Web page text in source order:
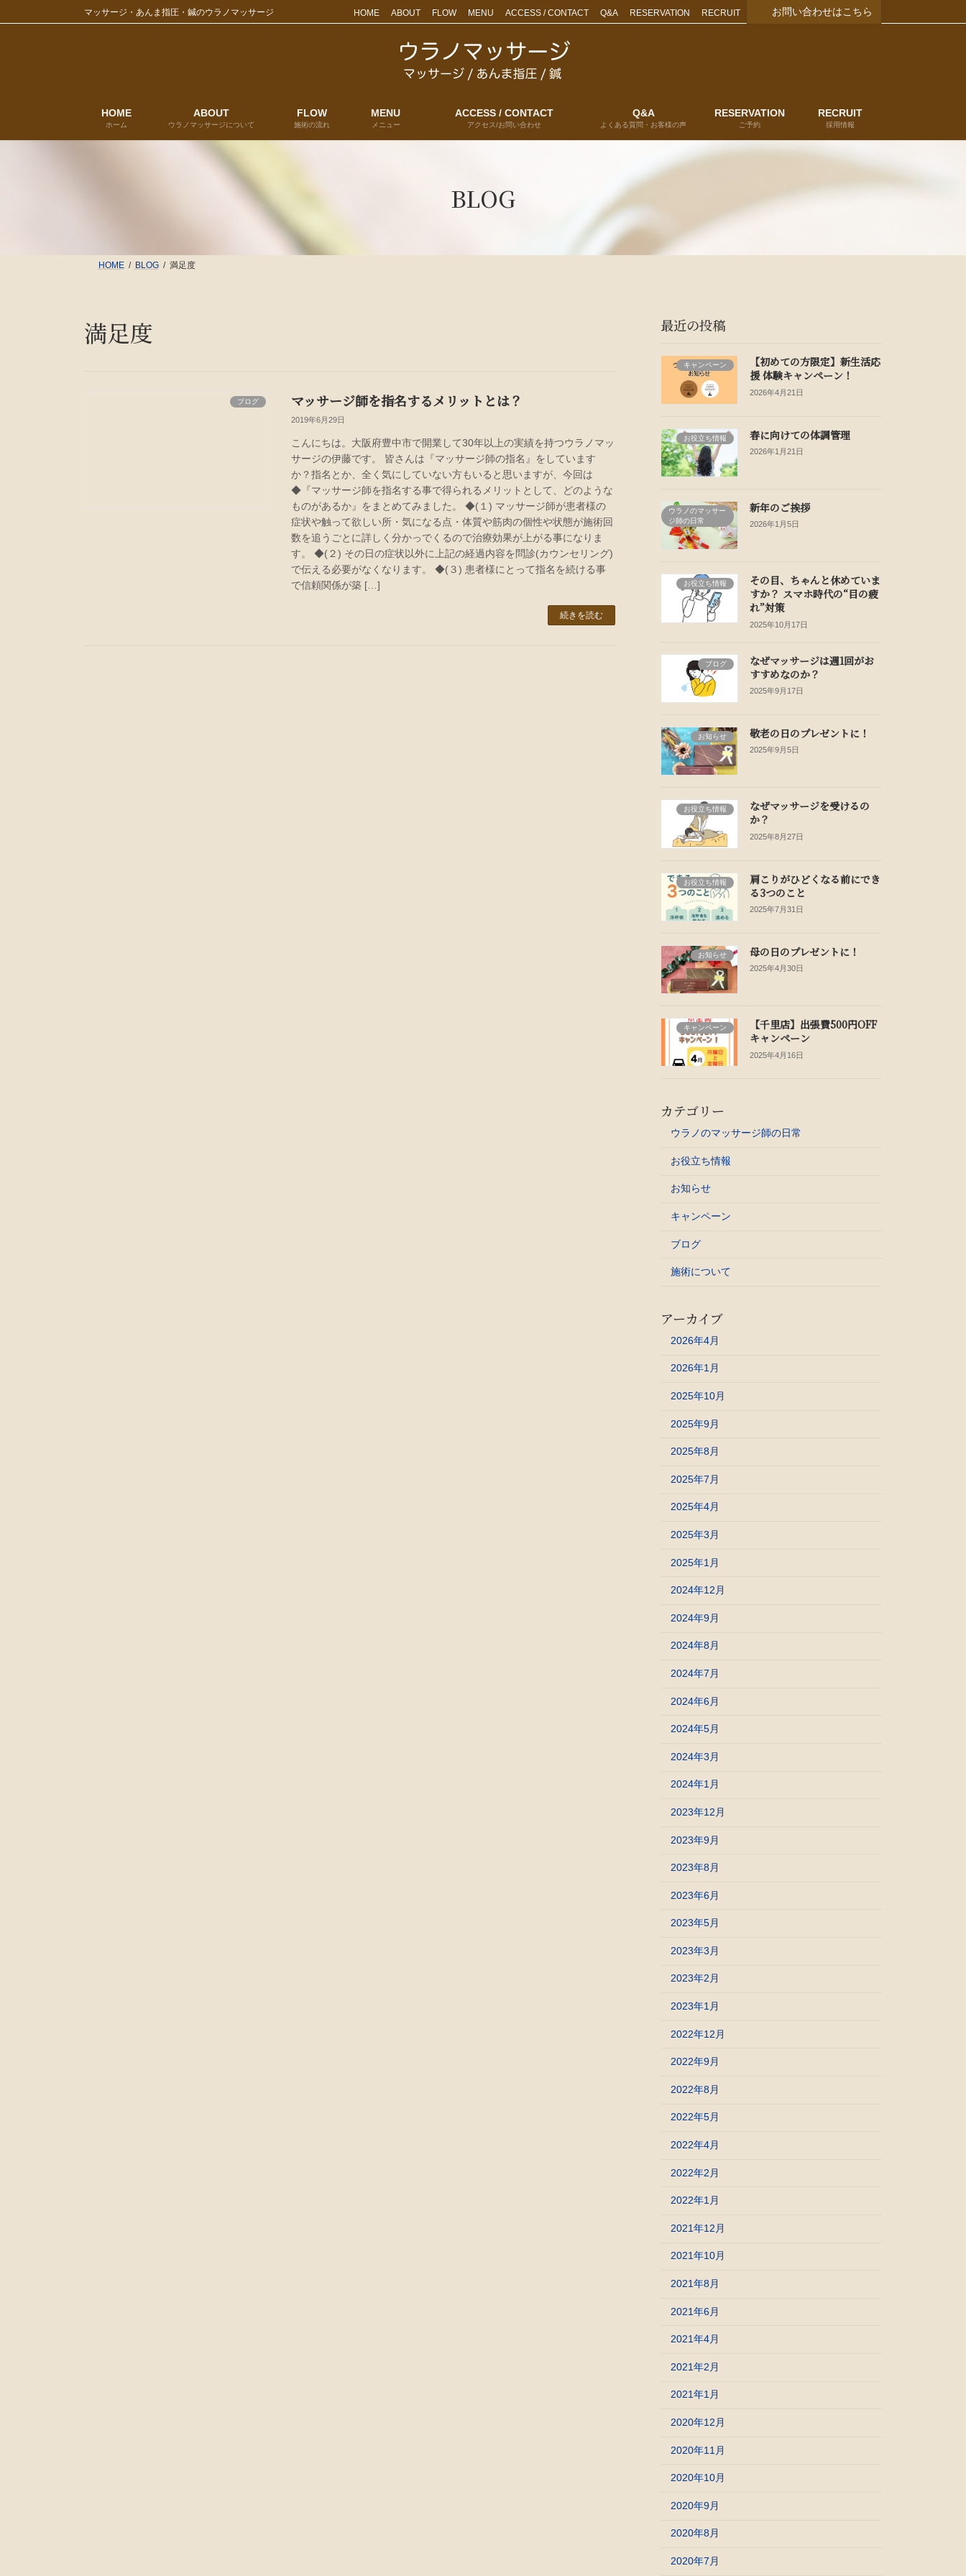
ン
プ
ビ
動
マッサージ・あんま指圧・鍼のウラノマッサージ HOME ABOUT FLOW MENU ACCESS / CONTACT Q&A RESERVATION RECRUIT お問い合わせはこちら
HOME
ホーム
ABOUT
ウラノマッサージについて
FLOW
施術の流れ
MENU
メニュー
ACCESS / CONTACT
アクセス/お問い合わせ
Q&A
よくある質問・お客様の声
RESERVATION
ご予約
RECRUIT
採用情報
BLOG
HOME BLOG 満足度
満足度
ブログ マッサージ師を指名するメリットとは？
2019年6月29日
こんにちは。大阪府豊中市で開業して30年以上の実績を持つウラノマッ
サージの伊藤です。 皆さんは『マッサージ師の指名』をしています
か？指名とか、全く気にしていない方もいると思いますが、今回は
◆『マッサージ師を指名する事で得られるメリットとして、どのような
ものがあるか』をまとめてみました。 ◆(１) マッサージ師が患者様の
症状や触って欲しい所・気になる点・体質や筋肉の個性や状態が施術回
数を追うごとに詳しく分かっでくるので治療効果が上がる事になりま
す。 ◆(２) その日の症状以外に上記の経過内容を問診(カウンセリング)
で伝える必要がなくなります。 ◆(３) 患者様にとって指名を続ける事
で信頼関係が築 […]
続きを読む
最近の投稿
キャンペーン
【初めての方限定】新生活応
援 体験キャンペーン！
2026年4月21日
お役立ち情報 春に向けての体調管理
2026年1月21日
ウラノのマッサー
ジ師の日常
新年のご挨拶
2026年1月5日
お役立ち情報
その目、ちゃんと休めていま
すか？ スマホ時代の“目の疲
れ”対策
2025年10月17日
ブログ
なぜマッサージは週1回がお
すすめなのか？
2025年9月17日
お知らせ 敬老の日のプレゼントに！
2025年9月5日
お役立ち情報
なぜマッサージを受けるの
か？
2025年8月27日
お役立ち情報
肩こりがひどくなる前にでき
る3つのこと
2025年7月31日
お知らせ 母の日のプレゼントに！
2025年4月30日
キャンペーン
【千里店】出張費500円OFF
キャンペーン
2025年4月16日
カテゴリー
ウラノのマッサージ師の日常
お役立ち情報
お知らせ
キャンペーン
ブログ
施術について
アーカイブ
2026年4月
2026年1月
2025年10月
2025年9月
2025年8月
2025年7月
2025年4月
2025年3月
2025年1月
2024年12月
2024年9月
2024年8月
2024年7月
2024年6月
2024年5月
2024年3月
2024年1月
2023年12月
2023年9月
2023年8月
2023年6月
2023年5月
2023年3月
2023年2月
2023年1月
2022年12月
2022年9月
2022年8月
2022年5月
2022年4月
2022年2月
2022年1月
2021年12月
2021年10月
2021年8月
2021年6月
2021年4月
2021年2月
2021年1月
2020年12月
2020年11月
2020年10月
2020年9月
2020年8月
2020年7月